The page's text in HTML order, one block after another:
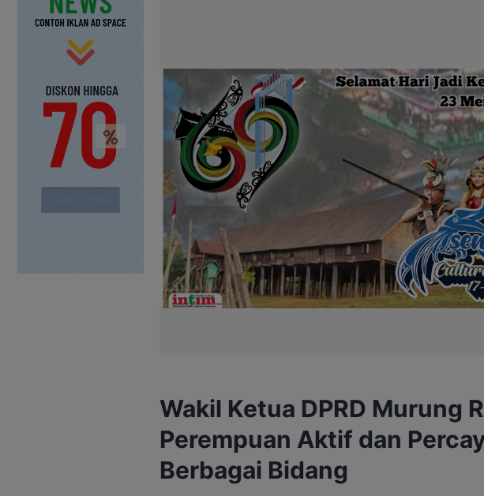
Wakil Ketua DPRD Murung
Perempuan Aktif dan
Berbagai Bidang